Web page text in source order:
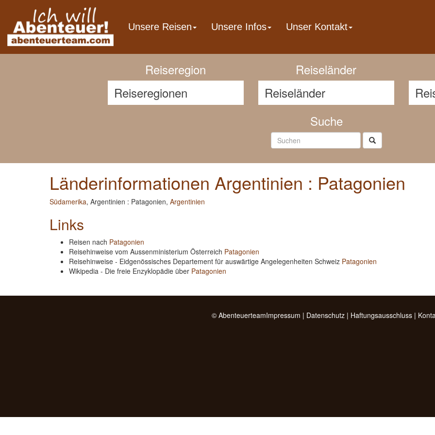
Previous
Reiseregion Reiseländer
Suche
Länderinformationen Argentinien : Patagonien
Südamerika, Argentinien : Patagonien, Argentinien
Links
Reisen nach Patagonien
Reisehinweise vom Aussenministerium Österreich Patagonien
Reisehinweise - Eidgenössisches Departement für auswärtige Angelegenheiten Schweiz Patagonien
Wikipedia - Die freie Enzyklopädie über Patagonien
© AbenteuerteamImpressum | Datenschutz| Haftungsausschluss|
Unsere Reisen Unsere Infos Unser Kontakt